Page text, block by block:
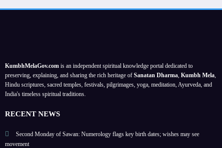
and
India
hair
optio
nal
lifts
lative
gains
y,
line
keeps
KumbhMelaGov.com is an independent spiritual knowledge portal dedicated to
preserving, explaining, and sharing the rich heritage of Sanatan Dharma, Kumbh Mela,
Hindu scriptures, sacred temples, festivals, pilgrimages, yoga, meditation, Ayurveda, and
India's timeless spiritual traditions.
RECENT NEWS
Second Monday of Sawan: Numerology flags key birth dates; wishes may see
movement